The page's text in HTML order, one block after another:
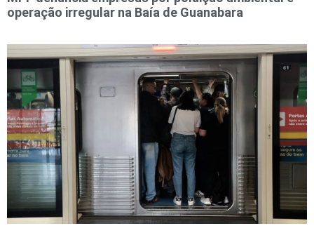
operação irregular na Baía de Guanabara